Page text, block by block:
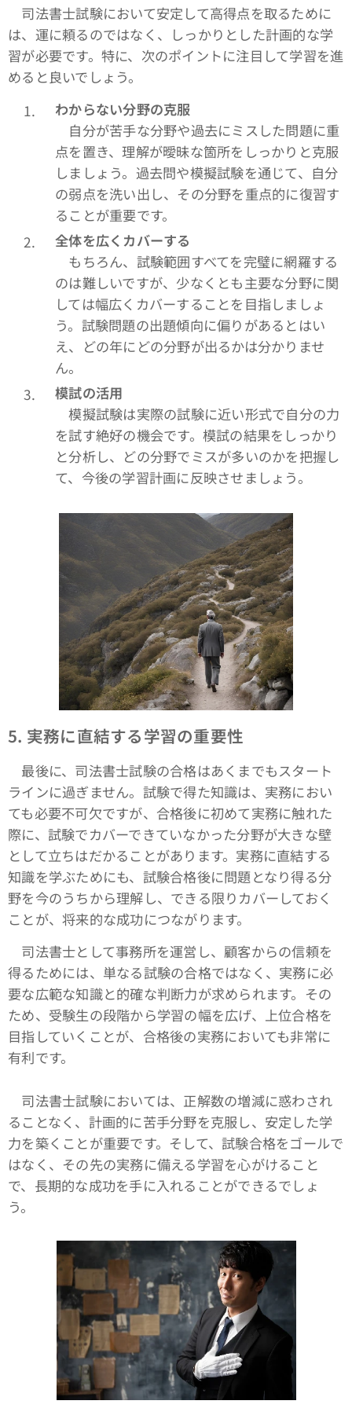
司法書士試験において安定して高得点を取るために
は、運に頼るのではなく、しっかりとした計画的な学
習が必要です。特に、次のポイントに注目して学習を進
めると良いでしょう。
わからない分野の克服
自分が苦手な分野や過去にミスした問題に重
点を置き、理解が曖昧な箇所をしっかりと克服
しましょう。過去問や模擬試験を通じて、自分
の弱点を洗い出し、その分野を重点的に復習す
ることが重要です。
全体を広くカバーする
もちろん、試験範囲すべてを完璧に網羅する
のは難しいですが、少なくとも主要な分野に関
しては幅広くカバーすることを目指しましょ
う。試験問題の出題傾向に偏りがあるとはい
え、どの年にどの分野が出るかは分かりませ
ん。
模試の活用
模擬試験は実際の試験に近い形式で自分の力
を試す絶好の機会です。模試の結果をしっかり
と分析し、どの分野でミスが多いのかを把握し
て、今後の学習計画に反映させましょう。
5. 実務に直結する学習の重要性
最後に、司法書士試験の合格はあくまでもスタート
ラインに過ぎません。試験で得た知識は、実務におい
ても必要不可欠ですが、合格後に初めて実務に触れた
際に、試験でカバーできていなかった分野が大きな壁
として立ちはだかることがあります。実務に直結する
知識を学ぶためにも、試験合格後に問題となり得る分
野を今のうちから理解し、できる限りカバーしておく
ことが、将来的な成功につながります。
司法書士として事務所を運営し、顧客からの信頼を
得るためには、単なる試験の合格ではなく、実務に必
要な広範な知識と的確な判断力が求められます。その
ため、受験生の段階から学習の幅を広げ、上位合格を
目指していくことが、合格後の実務においても非常に
有利です。
司法書士試験においては、正解数の増減に惑わされ
ることなく、計画的に苦手分野を克服し、安定した学
力を築くことが重要です。そして、試験合格をゴールで
はなく、その先の実務に備える学習を心がけること
で、長期的な成功を手に入れることができるでしょ
う。